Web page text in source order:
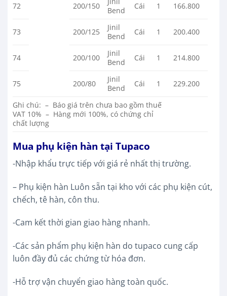
72 200/150
Bend
Cái 1 166.800
73 200/125
Jinil
Bend
Cái 1 200.400
74 200/100
Jinil
Bend
Cái 1 214.800
75 200/80
Jinil
Bend
Cái 1 229.200
Ghi chú: – Báo giá trên chưa bao gồm thuế
VAT 10% – Hàng mới 100%, có chứng chỉ
chất lượng
Mua phụ kiện hàn tại Tupaco
-Nhập khẩu trực tiếp với giá rẻ nhất thị trường.
– Phụ kiện hàn Luôn sẵn tại kho với các phụ kiện cút,
chếch, tê hàn, côn thu.
-Cam kết thời gian giao hàng nhanh.
-Các sản phẩm phụ kiện hàn do tupaco cung cấp
luôn đầy đủ các chứng từ hóa đơn.
-Hỗ trợ vận chuyển giao hàng toàn quốc.